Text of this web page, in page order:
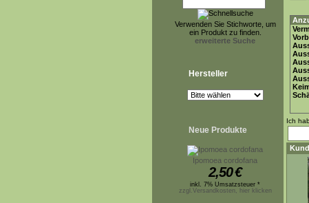
Verwenden Sie Stichworte, um
ein Produkt zu finden.
erweiterte Suche
Hersteller
Neue Produkte
Ipomoea cordofana
2,50€
inkl. 7% Umsatzsteuer *
zzgl.Versandkosten, hier klicken
Ich